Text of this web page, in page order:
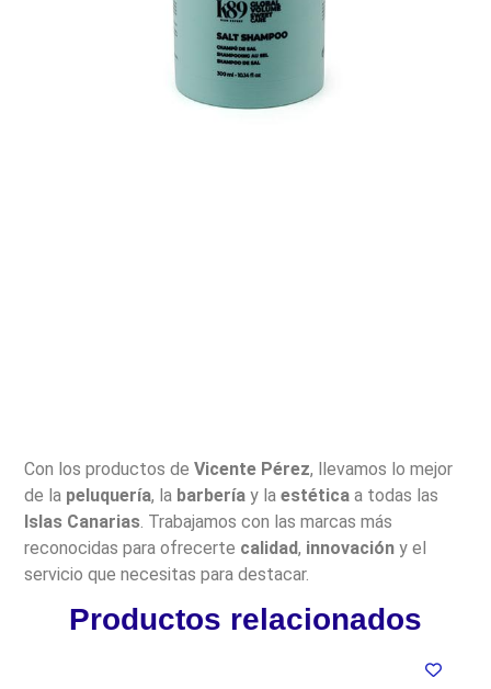
Con los productos deVicente Pérez, llevamos lo mejor
de la peluquería, la barbería y laestética a todas las
Islas Canarias. Trabajamos con las marcas más
reconocidas para ofrecerte calidad, innovación y el
servicio que necesitas para destacar.
Productos relacionados